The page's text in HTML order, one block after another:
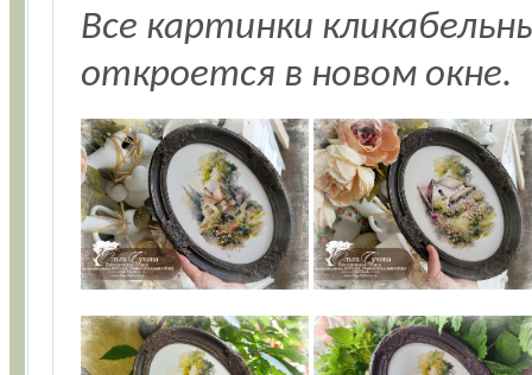
Все картинки
откроется в новом окне.